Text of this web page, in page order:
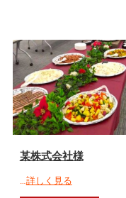
某株式会社様
詳しく見る